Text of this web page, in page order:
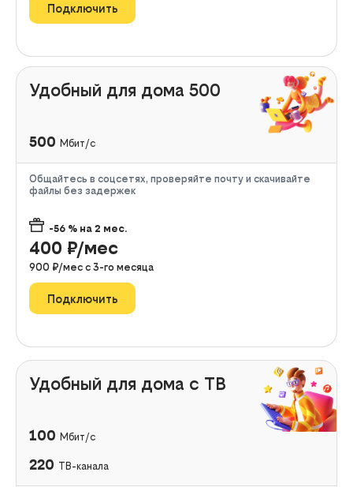
Подключить
Удобный для дома 500
500 Мбит/с
Общайтесь в соцсетях, проверяйте почту и скачивайте
файлы без задержек
-56 % на 2 мес.
400 ₽/мес
900 ₽/мес с 3-го месяца
Подключить
Удобный для дома с ТВ
100 Мбит/с
220 ТВ-канала